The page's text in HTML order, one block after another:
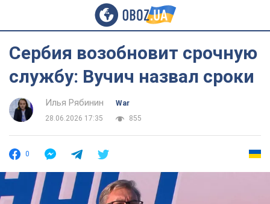
Сербия возобновит срочную
службу: Вучич назвал сроки
Илья Рябинин
War
28.06.2026 17:35
855
0